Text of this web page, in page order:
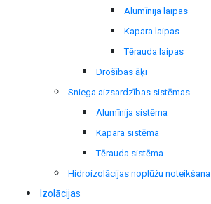
Alumīnija laipas
Kapara laipas
Tērauda laipas
Drošības āķi
Sniega aizsardzības sistēmas
Alumīnija sistēma
Kapara sistēma
Tērauda sistēma
Hidroizolācijas noplūžu noteikšana
Izolācijas